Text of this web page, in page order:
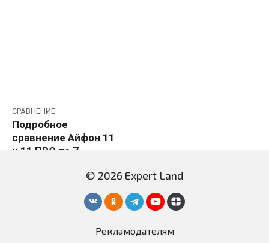
СРАВНЕНИЕ
Подробное
сравнение Айфон 11
и 11 ПРО по 7
© 2026 Expert Land
Рекламодателям